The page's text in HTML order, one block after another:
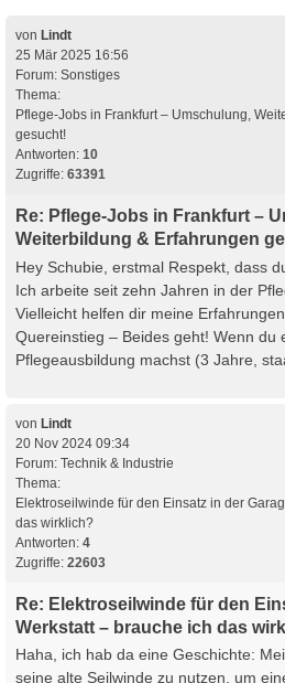
von Lindt
25 Mär 2025 16:56
Forum: Sonstiges
Thema:
Pflege-Jobs in Frankfurt – Umschulung,
gesucht!
Antworten: 10
Zugriffe: 63391
Re: Pflege-Jobs in Frankfurt –
Weiterbildung & Erfahrungen
Hey Schubie, erstmal Respekt, dass
Ich arbeite seit zehn Jahren in der
Vielleicht helfen dir meine
Quereinstieg – Beides geht! Wenn du
Pflegeausbildung machst (3 Jahre,
von Lindt
20 Nov 2024 09:34
Forum: Technik & Industrie
Thema:
Elektroseilwinde für den Einsatz in der
das wirklich?
Antworten: 4
Zugriffe: 22603
Re: Elektroseilwinde für den
Werkstatt – brauche ich das
Haha, ich hab da eine Geschichte:
seine alte Seilwinde zu nutzen, um